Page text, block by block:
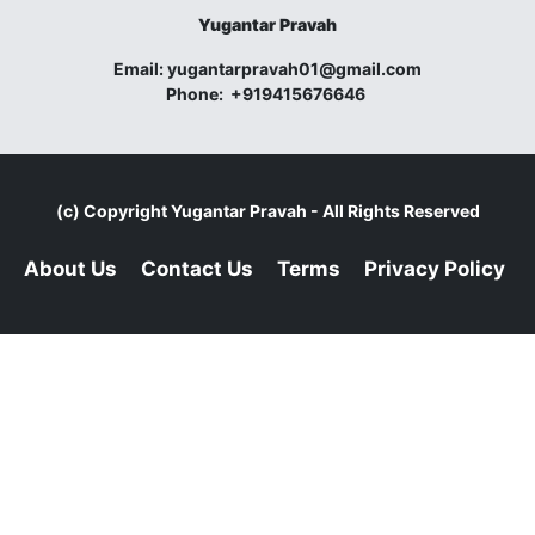
Yugantar Pravah
Email:yugantarpravah01@gmail.com
Phone: +919415676646
(c) CopyrightYugantar Pravah - All Rights Reserved
About Us Contact Us Terms Privacy Policy